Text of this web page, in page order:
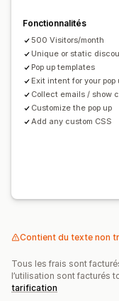
Segmentation
Test A/B
Campagnes
Ciblage
Segmentation
Test A/B
Suivi
Fonctionnalités
500 Visitors/month
Unique or static
Pop up templates
Exit intent for your pop
Collect emails / show
Customize the pop up
Add any custom CSS
Contient du texte non
Tous les frais sont
l’utilisation sont facturés
tarification